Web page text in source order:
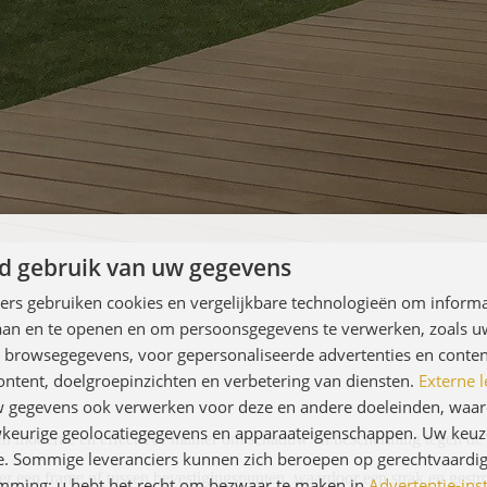
en effectieve manier om schaduw en bescherming tegen
frame of tussen bevestigingspunten, waardoor een strak en
gebruik van uw gegevens
gebruiken cookies en vergelijkbare technologieën om
en te openen en om persoonsgegevens te verwerken, zoals
voor gepersonaliseerde advertenties en
doelgroepinzichten en verbetering van diensten. Externe
gegevens ook verwerken voor deze en andere doeleinden,
geolocatiegegevens en apparaateigenschappen. Uw
Sommige leveranciers kunnen zich beroepen op